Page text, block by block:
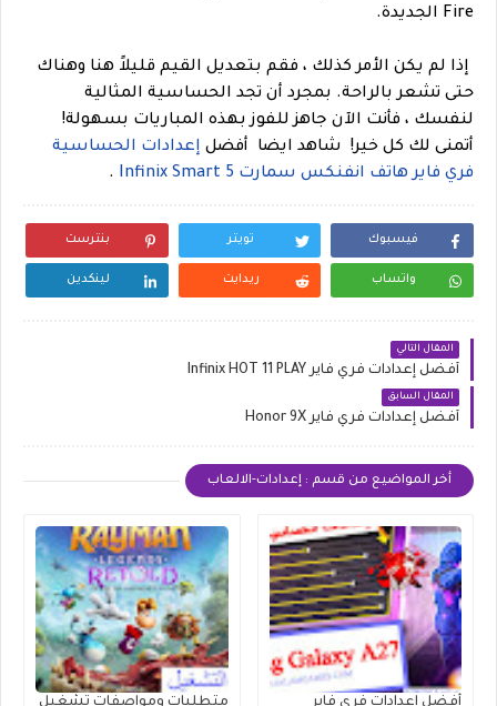
Fire الجديدة.
إذا لم يكن الأمر كذلك ، فقم بتعديل القيم قليلاً هنا وهناك
حتى تشعر بالراحة. بمجرد أن تجد الحساسية المثالية
لنفسك ، فأنت الآن جاهز للفوز بهذه المباريات بسهولة!
أتمنى لك كل خير!
شاهد ايضا أفضل إعدادات الحساسية
فري فاير هاتف انفنكس سمارت Infinix Smart 5
.
فيسبوك تويتر بنترست
واتساب ريدايت لينكدين
المقال التالي
أفضل إعدادات فري فاير Infinix HOT 11 PLAY
المقال السابق
أفضل إعدادات فري فاير Honor 9X
أخر المواضيع من قسم : إعدادات-الالعاب
أفضل إعدادات فري فاير
متطلبات ومواصفات تشغيل